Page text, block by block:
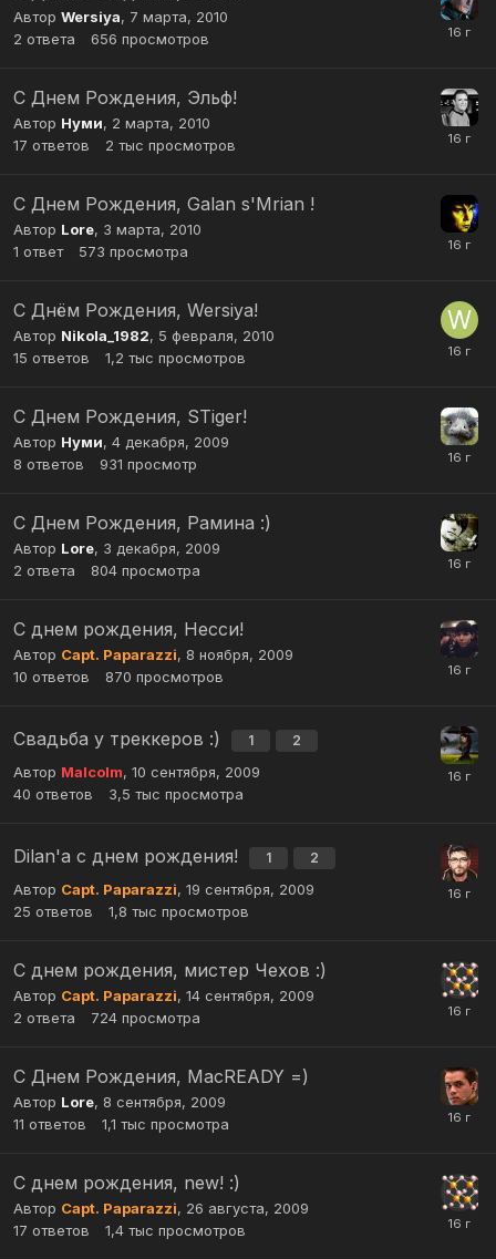
Автор Wersiya, 7 марта, 2010
2 ответа 656 просмотров
С Днем Рождения, Эльф!
Автор Нуми, 2 марта, 2010
17 ответов 2 тыс просмотров
С Днем Рождения, Galan s'Mrian !
Автор Lore, 3 марта, 2010
1 ответ 573 просмотра
С Днём Рождения, Wersiya!
Автор Nikola_1982, 5 февраля, 2010
15 ответов 1,2 тыс просмотров
С Днем Рождения, STiger!
Автор Нуми, 4 декабря, 2009
8 ответов 931 просмотр
С Днем Рождения, Рамина :)
Автор Lore, 3 декабря, 2009
2 ответа 804 просмотра
С днем рождения, Несси!
Автор Capt. Paparazzi, 8 ноября, 2009
10 ответов 870 просмотров
Свадьба у треккеров :) 1 2
Автор Malcolm, 10 сентября, 2009
40 ответов 3,5 тыс просмотра
Dilan'a с днем рождения! 1 2
Автор Capt. Paparazzi, 19 сентября, 2009
25 ответов 1,8 тыс просмотров
С днем рождения, мистер Чехов :)
Автор Capt. Paparazzi, 14 сентября, 2009
2 ответа 724 просмотра
C Днем Рождения, MacREADY =)
Автор Lore, 8 сентября, 2009
11 ответов 1,1 тыс просмотра
С днем рождения, new! :)
Автор Capt. Paparazzi, 26 августа, 2009
17 ответов 1,4 тыс просмотров